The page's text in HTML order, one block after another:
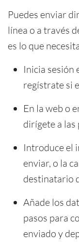
Puedes enviar
línea o a través
es lo que
Inicia sesión
regístrate si
En la web o
dirígete a las
Introduce el
enviar, o la
destinatario
Añade los
pasos para
enviado y